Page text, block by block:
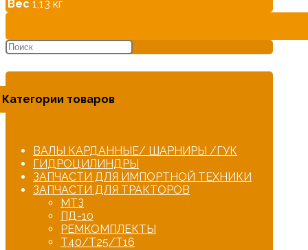
Вес 1,13 кг
Категории товаров
ВАЛЫ КАРДАННЫЕ/ ШАРНИРЫ /ГУК
ГИДРОЦИЛИНДРЫ
ЗАПЧАСТИ ДЛЯ ИМПОРТНОЙ ТЕХНИКИ
ЗАПЧАСТИ ДЛЯ ТРАКТОРОВ
МТЗ
ПД-10
РЕМКОМПЛЕКТЫ
Т40/Т25/Т16